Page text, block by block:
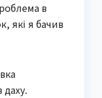
в
які я бачив
даху.